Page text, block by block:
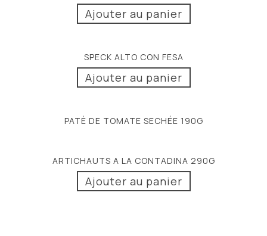
Ajouter au panier
SPECK ALTO CON FESA
Ajouter au panier
PATÈ DE TOMATE SECHÉE 190G
ARTICHAUTS A LA CONTADINA 290G
Ajouter au panier